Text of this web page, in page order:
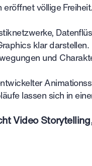
völlige
klar darstellen.
und
lassen sich in
Video